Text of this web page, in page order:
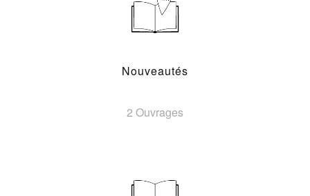
Nouveautés
2 Ouvrages